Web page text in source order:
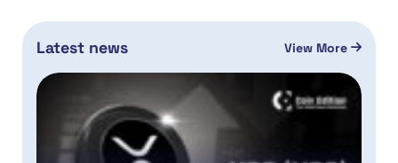
Latest news View More